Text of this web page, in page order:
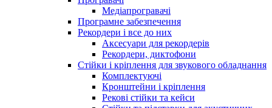
Медіапрогравачі
Програмне забезпечення
Рекордери і все до них
Аксесуари для рекордерів
Рекордери, диктофони
Стійки і кріплення для звукового обладнання
Комплектуючі
Кронштейни і кріплення
Рекові стійки та кейси